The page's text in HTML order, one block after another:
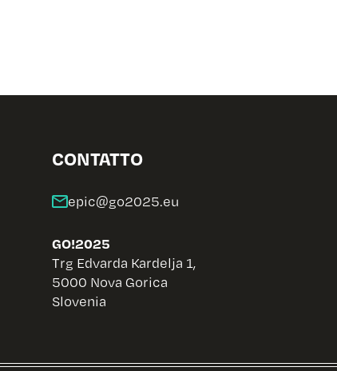
CONTATTO
GO!2025
Trg Edvarda Kardelja 1,
5000 Nova Gorica
Slovenia